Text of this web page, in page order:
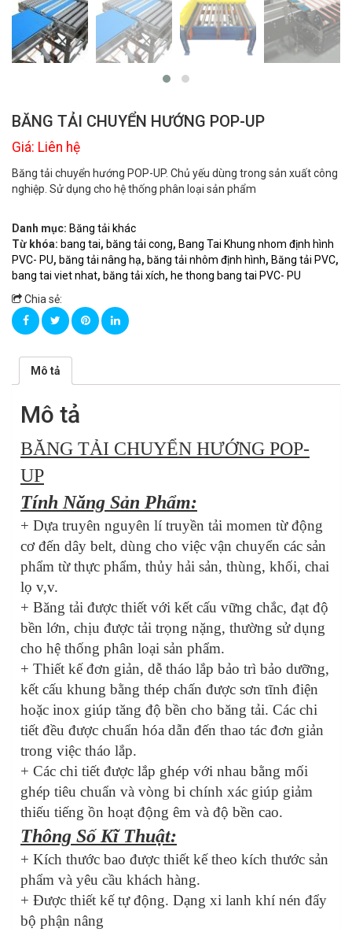
BĂNG TẢI CHUYỂN HƯỚNG POP-UP
Giá: Liên hệ
Băng tải chuyển hướng POP-UP. Chủ yếu dùng trong sản xuất công
nghiệp. Sử dụng cho hệ thống phân loại sản phẩm
Danh mục: Băng tải khác
Từ khóa: bang tai, băng tải cong, Bang Tai Khung nhom định hình
PVC- PU, băng tải nâng hạ, băng tải nhôm định hình, Băng tải PVC,
bang tai viet nhat, băng tải xích, he thong bang tai PVC- PU
Chia sẻ:
Mô tả
Mô tả
BĂNG TẢI CHUYỂN HƯỚNG POP-
UP
Tính Năng Sản Phẩm:
+ Dựa truyên nguyên lí truyền tải momen từ động
cơ đến dây belt, dùng cho việc vận chuyển các sản
phẩm từ thực phẩm, thủy hải sản, thùng, khối, chai
lọ v,v.
+ Băng tải được thiết với kết cấu vững chắc, đạt độ
bền lớn, chịu được tải trọng nặng, thường sử dụng
cho hệ thống phân loại sản phẩm.
+ Thiết kế đơn giản, dễ tháo lắp bảo trì bảo dưỡng,
kết cấu khung bằng thép chấn được sơn tĩnh điện
hoặc inox giúp tăng độ bền cho băng tải. Các chi
tiết đều được chuẩn hóa dẫn đến thao tác đơn giản
trong việc tháo lắp.
+ Các chi tiết được lắp ghép với nhau bằng mối
ghép tiêu chuẩn và vòng bi chính xác giúp giảm
thiếu tiếng ồn hoạt động êm và độ bền cao.
Thông Số Kĩ Thuật:
+ Kích thước bao được thiết kế theo kích thước sản
phẩm và yêu cầu khách hàng.
+ Được thiết kế tự động. Dạng xi lanh khí nén đẩy
bộ phận nâng